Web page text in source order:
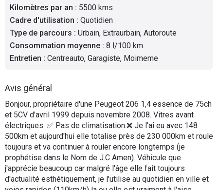
Flottes
Auto
Services
Moto
Marques
Kilomètres par an : 5500 kms
Cadre d'utilisation : Quotidien
Type de parcours : Urbain, Extraurbain, Autoroute
Consommation moyenne : 8 l/100 km
Entretien : Centreauto, Garagiste, Moimeme
Avis général
Bonjour, propriétaire d'une Peugeot 206 1,4 essence de 75ch
et 5CV d'avril 1999 depuis novembre 2008. Vitres avant
électriques. ✅ Pas de climatisation.❌ Je l'ai eu avec 148
500km et aujourd'hui elle totalise près de 230 000km et roule
toujours et va continuer à rouler encore longtemps (je
prophétise dans le Nom de J.C Amen). Véhicule que
j'apprécie beaucoup car malgré l'âge elle fait toujours
d'actualité esthétiquement, je l'utilise au quotidien en ville et